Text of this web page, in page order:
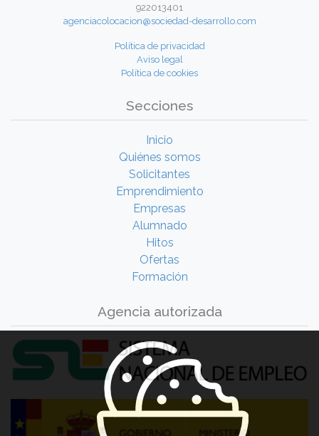
922013401
agenciacolocacion@sociedad-desarrollo.com
Política de privacidad
Aviso legal
Política de cookies
Secciones
Inicio
Quiénes somos
Solicitantes
Emprendimiento
Empresas
Alumnado
Hitos
Ofertas
Formación
Agencia autorizada